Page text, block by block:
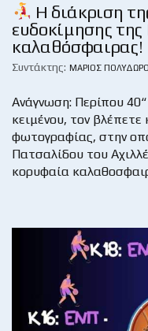
Η διάκριση
ευδοκίμησης της
καλαθόσφαιρας!
Συντάκτης: ΜΆΡΙΟΣ
Ανάγνωση: Περίπου
κειμένου, τον
φωτογραφίας, στην
Πατσαλίδου του
κορυφαία